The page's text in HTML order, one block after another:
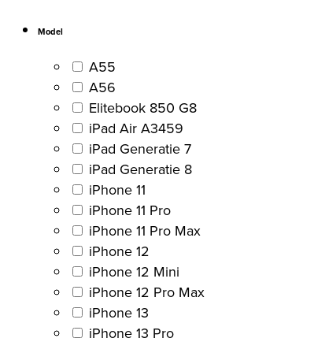
Model
A55
A56
Elitebook 850 G8
iPad Air A3459
iPad Generatie 7
iPad Generatie 8
iPhone 11
iPhone 11 Pro
iPhone 11 Pro Max
iPhone 12
iPhone 12 Mini
iPhone 12 Pro Max
iPhone 13
iPhone 13 Pro